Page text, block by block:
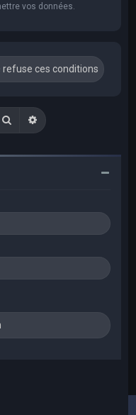
vos données.
RechercherRecherche avancée